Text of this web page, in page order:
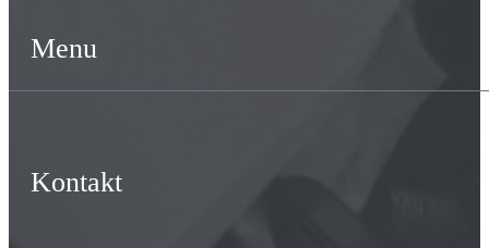
Menu
Kontakt